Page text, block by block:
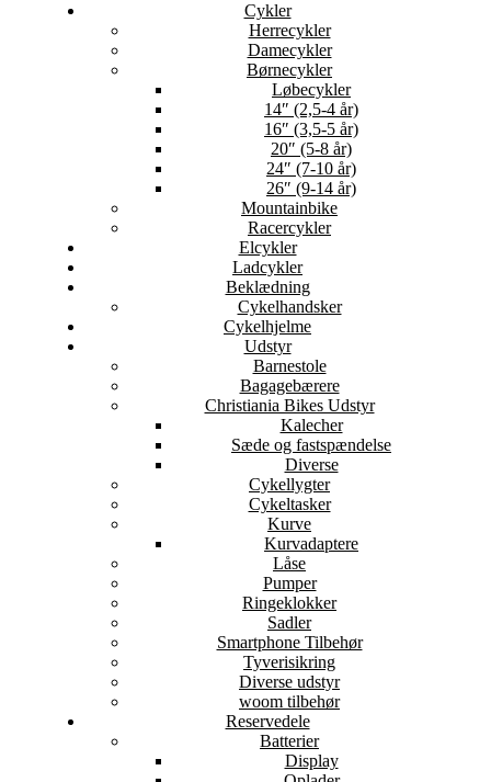
Cykler
Herrecykler
Damecykler
Børnecykler
Løbecykler
14″ (2,5-4 år)
16″ (3,5-5 år)
20″ (5-8 år)
24″ (7-10 år)
26″ (9-14 år)
Mountainbike
Racercykler
Elcykler
Ladcykler
Beklædning
Cykelhandsker
Cykelhjelme
Udstyr
Barnestole
Bagagebærere
Christiania Bikes Udstyr
Kalecher
Sæde og fastspændelse
Diverse
Cykellygter
Cykeltasker
Kurve
Kurvadaptere
Låse
Pumper
Ringeklokker
Sadler
Smartphone Tilbehør
Tyverisikring
Diverse udstyr
woom tilbehør
Reservedele
Batterier
Display